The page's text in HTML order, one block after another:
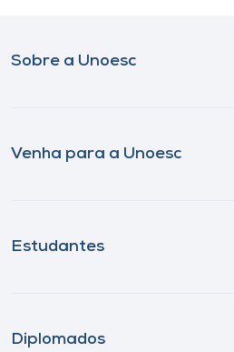
Sobre a Unoesc
Venha para a Unoesc
Estudantes
Diplomados